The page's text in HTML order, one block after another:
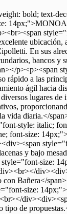
bold; text-
ubicación,
En sus
bancos y
p><p><span
rápido a las
ágil hacia
lugares de
vida diaria.</
style: italic;
font-size:
y bajo
size:
con Bañera</
size:
tipo de